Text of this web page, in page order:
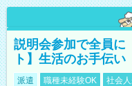
説明会参加で全員に
ト】生活のお手伝い
派遣 職種未経験OK 社会